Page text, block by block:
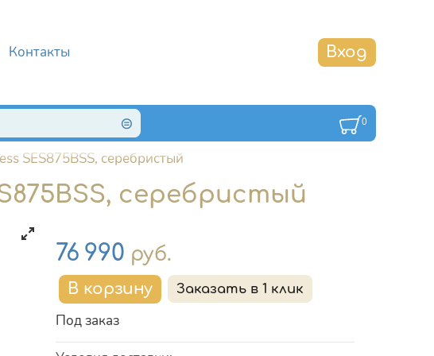
Контакты
0
SES875BSS, серебристый
серебристый
Цена
76 990 руб.
Под заказ